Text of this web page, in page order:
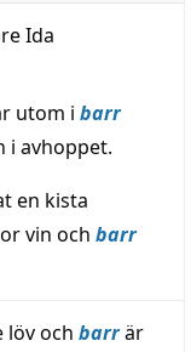
Ida
utom i barr
i avhoppet.
en kista
vin och barr
löv och barrär